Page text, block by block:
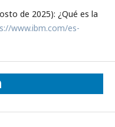
de 2025): ¿Qué es la
www.ibm.com/es-